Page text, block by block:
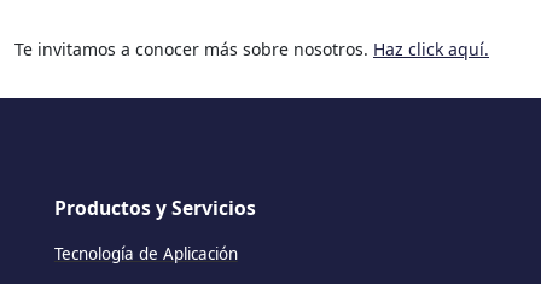
Te invitamos a conocer más sobre nosotros. Haz click aquí.
Productos y Servicios
Tecnología de Aplicación